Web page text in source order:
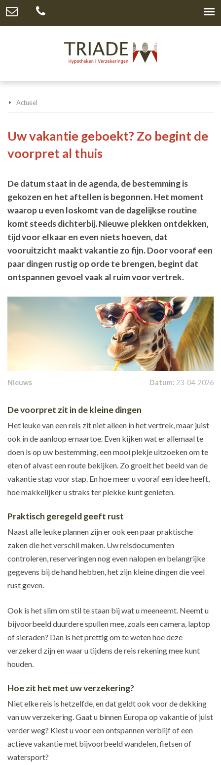
Actueel
Uw vakantie geboekt? Zo begint de
voorpret al thuis
De datum staat in de agenda, de bestemming is
gekozen en het aftellen is begonnen. Het moment
waarop u even loskomt van de dagelijkse routine
komt steeds dichterbij. Nieuwe plekken ontdekken,
tijd voor elkaar en even niets hoeven, dat
vooruitzicht maakt vakantie zo fijn. Door vooraf een
paar dingen rustig op orde te brengen, begint dat
ontspannen gevoel vaak al ruim voor vertrek.
Nieuws Datum: 23-04-2026
De voorpret zit in de kleine dingen
Het leuke van een reis zit niet alleen in het vertrek, maar juist
ook in de aanloop ernaartoe. Even kijken wat er allemaal te
doen is op uw bestemming, een mooi plekje uitzoeken om te
eten of alvast een route bekijken. Zo groeit het beeld van de
vakantie stap voor stap. En hoe meer u vooraf een idee heeft,
hoe makkelijker u straks ter plekke kunt genieten.
Praktisch geregeld geeft rust
Naast alle leuke plannen zijn er ook een paar praktische
zaken die het verschil maken. Uw reisdocumenten
controleren, reserveringen nog even nalopen en belangrijke
gegevens bij de hand hebben, het zijn kleine dingen die veel
rust geven.
Ook is het slim om stil te staan bij wat u meeneemt. Neemt u
bijvoorbeeld duurdere spullen mee, zoals een camera, laptop
of sieraden? Dan is het prettig om te weten hoe deze
verzekerd zijn en waar u tijdens de reis rekening mee kunt
houden.
Hoe zit het met uw verzekering?
Niet elke reis is hetzelfde, en dat geldt ook voor de dekking
van uw verzekering. Gaat u binnen Europa op vakantie of juist
verder weg? Kiest u voor een ontspannen verblijf of een
actieve vakantie met bijvoorbeeld wandelen, fietsen of
watersport?